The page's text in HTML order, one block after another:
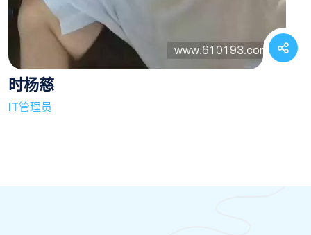
时杨慈
IT管理员